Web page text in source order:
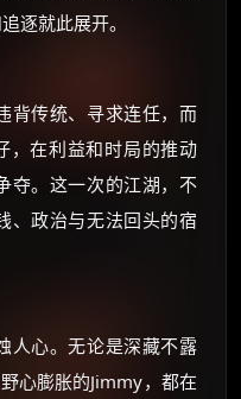
逐就此展开。
背传统、寻求连任，而
，在利益和时局的推动
夺。这一次的江湖，不
、政治与无法回头的宿
人心。无论是深藏不露
心膨胀的Jimmy，都在
低价购买！
每日可领。
领红包